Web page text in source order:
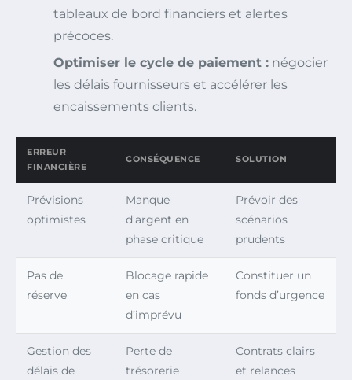
tableaux de bord financiers et alertes
précoces.
Optimiser le cycle de paiement : négocier
les délais fournisseurs et accélérer les
encaissements clients.
ERREUR
FINANCIÈRE
CONSÉQUENCE SOLUTION
Prévisions
optimistes
Manque
d’argent en
phase critique
Prévoir des
scénarios
prudents
Pas de
réserve
Blocage rapide
en cas
d’imprévu
Constituer un
fonds d’urgence
Gestion des
délais de
Perte de
trésorerie
Contrats clairs
et relances